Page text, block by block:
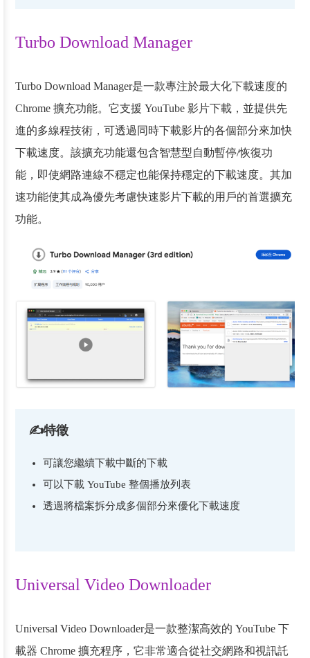
Turbo Download Manager
Turbo Download Manager是一款專注於最大化下載速度的
Chrome 擴充功能。它支援 YouTube 影片下載，並提供先
進的多線程技術，可透過同時下載影片的各個部分來加快
下載速度。該擴充功能還包含智慧型自動暫停/恢復功
能，即使網路連線不穩定也能保持穩定的下載速度。其加
速功能使其成為優先考慮快速影片下載的用戶的首選擴充
功能。
✍特徵
可讓您繼續下載中斷的下載
可以下載 YouTube 整個播放列表
透過將檔案拆分成多個部分來優化下載速度
Universal Video Downloader
Universal Video Downloader是一款整潔高效的 YouTube 下
載器 Chrome 擴充程序，它非常適合從社交網路和視訊託